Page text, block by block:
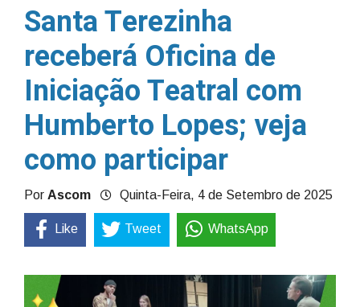
Santa Terezinha
receberá Oficina de
Iniciação Teatral com
Humberto Lopes; veja
como participar
Por Ascom Quinta-Feira, 4 de Setembro de 2025
Like Tweet WhatsApp